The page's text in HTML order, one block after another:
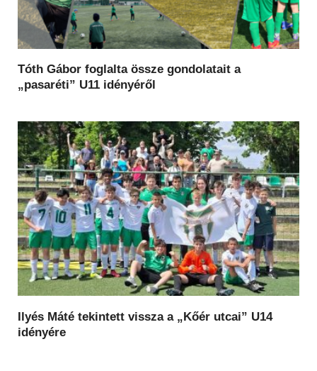
Tóth Gábor foglalta össze gondolatait a
„pasaréti” U11 idényéről
Ilyés Máté tekintett vissza a „Kőér utcai” U14
idényére